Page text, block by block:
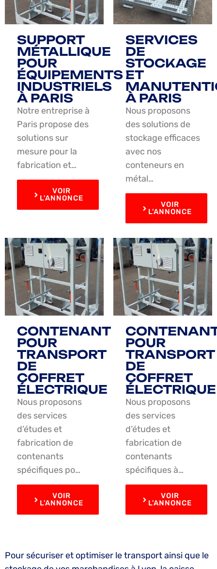
SUPPORT
MÉTALLIQUE
POUR
ÉQUIPEMENTS
INDUSTRIELS
À PARIS
Notre entreprise à
Paris propose des
solutions sur
mesure pour la
fabrication et…
VOIR
L'ANNONCE
SERVICES
DE
STOCKAGE
ET
À PARIS
Nous proposons
des solutions de
stockage efficaces
avec nos
conteneurs en
métal…
VOIR
L'ANNONCE
CONTENANT
POUR
TRANSPORT
DE
COFFRET
ÉLECTRIQUE
Nous proposons
des services
d’études et
fabrication de
contenants
spécifiques po…
VOIR
L'ANNONCE
POUR
TRANSPORT
DE
COFFRET
ÉLECTRIQUE
Nous proposons
des services
d’études et
fabrication de
contenants
spécifiques à…
VOIR
L'ANNONCE
Pour sécuriser et optimiser le transport ainsi que le